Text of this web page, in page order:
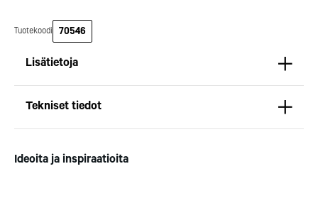
Tuotekoodi 70546
Lisätietoja
Höyrystimen sulatus tapahtuu johtamalla
kompressorilta tulevaa kuumaa ilmaa höyrystimelle
Tämän ansiosta sulatusaika lyhenee huomattavasti.
Tekniset tiedot
Syvyys (mm): 842
Ideoita ja inspiraatioita
300 ravintolaa eri puolella
Suomea. Dieta on tehnyt
yhteistyötä, ja olemme
ravintoloiden suunnittelussa,
Kotipizza Group
Suomeen saatiin kaksi
ansainneet ravintolat